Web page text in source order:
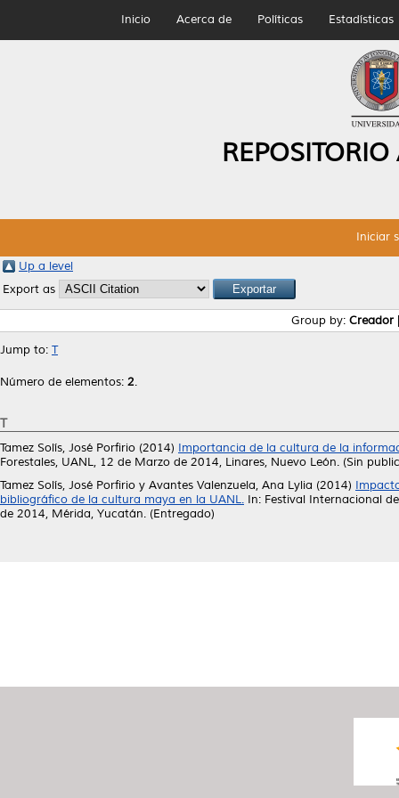
Inicio Acerca de Políticas Estadísticas
Iniciar
Up a level
Export as
Group by: Creador
Jump to: T
Número de elementos: 2.
T
Tamez Solís, José Porfirio (2014) Importancia de la cultura de la
Forestales, UANL, 12 de Marzo de 2014, Linares, Nuevo León. (Sin
Tamez Solís, José Porfirio y Avantes Valenzuela, Ana Lylia (2014)
bibliográfico de la cultura maya en la UANL. In: Festival Internacional
de 2014, Mérida, Yucatán. (Entregado)